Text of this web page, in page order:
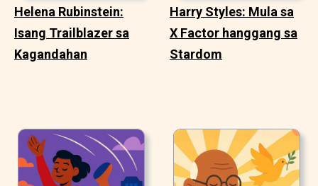
Helena Rubinstein:
Isang Trailblazer sa
Kagandahan
Harry Styles: Mula sa
X Factor hanggang sa
Stardom